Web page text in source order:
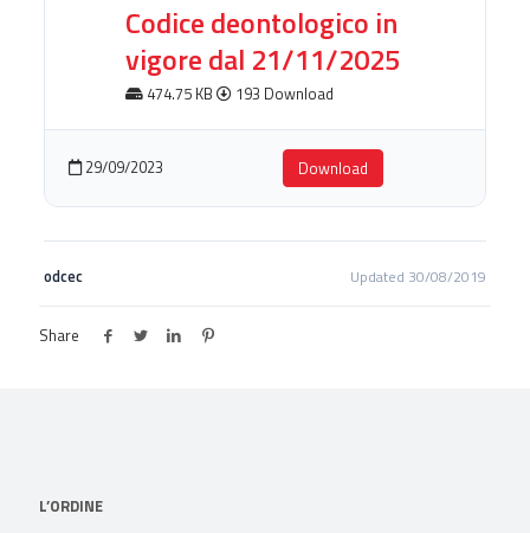
Codice deontologico in
vigore dal 21/11/2025
474.75 KB 193 Download
29/09/2023 Download
odcec Updated 30/08/2019
Share
L’ORDINE